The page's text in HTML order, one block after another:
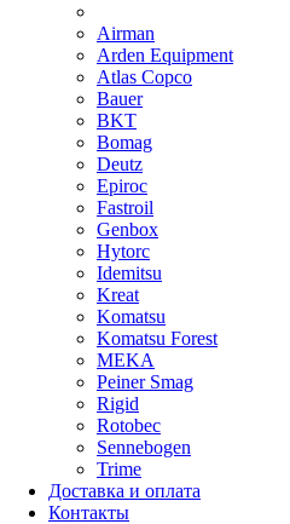
Airman
Arden Equipment
Atlas Сopco
Bauer
BKT
Bomag
Deutz
Epiroc
Fastroil
Genbox
Hytorc
Idemitsu
Kreat
Komatsu
Komatsu Forest
MEKA
Peiner Smag
Rigid
Rotobec
Sennebogen
Trime
Доставка и оплата
Контакты